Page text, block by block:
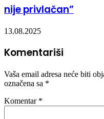
nije privlačan”
13.08.2025
Komentariši
Vaša email adresa neće biti
označena sa *
Komentar *